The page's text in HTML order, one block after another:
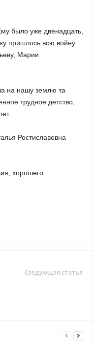
было уже двенадцать,
пришлось всю войну
Марии
на нашу землю та
трудное детство,
Ростиславовна
хорошего
Следующая статья